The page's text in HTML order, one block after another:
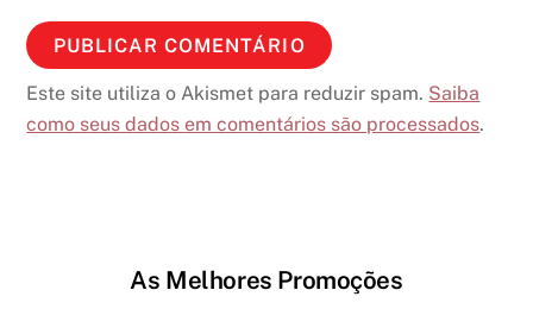
Este site utiliza o Akismet para reduzir spam. Saiba
como seus dados em comentários são processados.
As Melhores Promoções